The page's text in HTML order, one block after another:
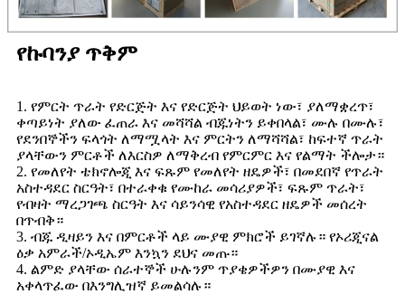
የኩባንያ ጥቅም
1. የምርት ጥራት የድርጅት እና የድርጅት ህይወት ነው፣ ያለማቋረጥ፣
ቀጣይነት ያለው ፈጠራ እና መሻሻል ብጁነትን ይቀበላል፣ ሙሉ በሙሉ፣
የደንበኞችን ፍላጎት ለማሟላት እና ምርትን ለማሻሻል፣ ከፍተኛ ጥራት
ያላቸውን ምርቶች ለእርስዎ ለማቅረብ የምርምር እና የልማት ችሎታ።
2. የመለየት ቴክኖሎጂ እና ፍጹም የመለየት ዘዴዎች፣ በመደበኛ የጥራት
አስተዳደር ስርዓት፣ በተራቀቁ የሙከራ መሳሪያዎች፣ ፍጹም ጥራት፣
የብዛት ማረጋገጫ ስርዓት እና ሳይንሳዊ የአስተዳደር ዘዴዎች መሰረት
በጥብቅ።
3. ብጁ ዲዛይን እና በምርቶች ላይ ሙያዊ ምክሮች ይገኛሉ። የኦሪጂናል
ዕቃ አምራች/ኦዲኤም እንኳን ደህና መጡ።
4. ልምድ ያላቸው ሰራተኞች ሁሉንም ጥያቄዎችዎን በሙያዊ እና
አቀላጥፈው በእንግሊዝኛ ይመልሳሉ።